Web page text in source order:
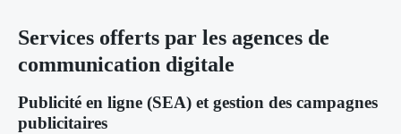
Services offerts par les agences de
communication digitale
Publicité en ligne (SEA) et gestion des campagnes
publicitaires